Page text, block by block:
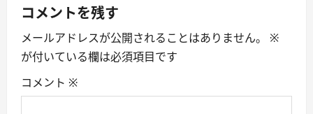
v
i
g
a
コメントを残す
メールアドレスが公開されることはありません。
※
が付いている欄は必須項目です
コメント ※